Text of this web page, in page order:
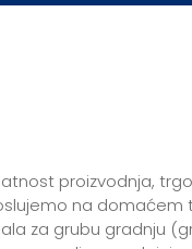
proizvodnja,
na domaćem
za grubu gradnju